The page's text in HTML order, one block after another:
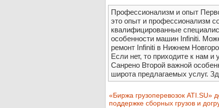
Профессионализм и опыт
это опыт и профессионализм
квалифицированные
особенности машин Infiniti.
ремонт Infiniti в Нижнем
Если нет, то приходите к нам
Санрено Второй важной
широта предлагаемых услуг.
«Биржа грузоперевозок ATI.SU»
поддержке сборных грузов и